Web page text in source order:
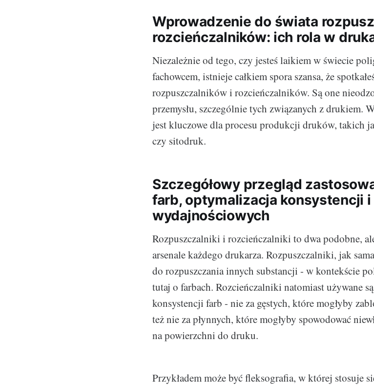
Wprowadzenie do świata
rozcieńczalników: ich rola w
Niezależnie od tego, czy jesteś laikiem w świecie
fachowcem, istnieje całkiem spora szansa, że
rozpuszczalników i rozcieńczalników. Są one
przemysłu, szczególnie tych związanych z drukiem.
jest kluczowe dla procesu produkcji druków, takich
czy sitodruk.
Szczegółowy przegląd
farb, optymalizacja konsystencji i
wydajnościowych
Rozpuszczalniki i rozcieńczalniki to dwa podobne,
arsenale każdego drukarza. Rozpuszczalniki, jak
do rozpuszczania innych substancji - w kontekście
tutaj o farbach. Rozcieńczalniki natomiast używane
konsystencji farb - nie za gęstych, które mogłyby
też nie za płynnych, które mogłyby spowodować
na powierzchni do druku.
Przykładem może być fleksografia, w której stosuje